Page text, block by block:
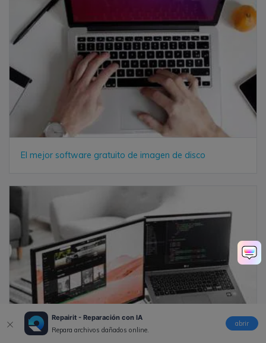
Repairit - Reparación con IA
Repara archivos dañados online.
abrir
El mejor software gratuito de imagen de disco